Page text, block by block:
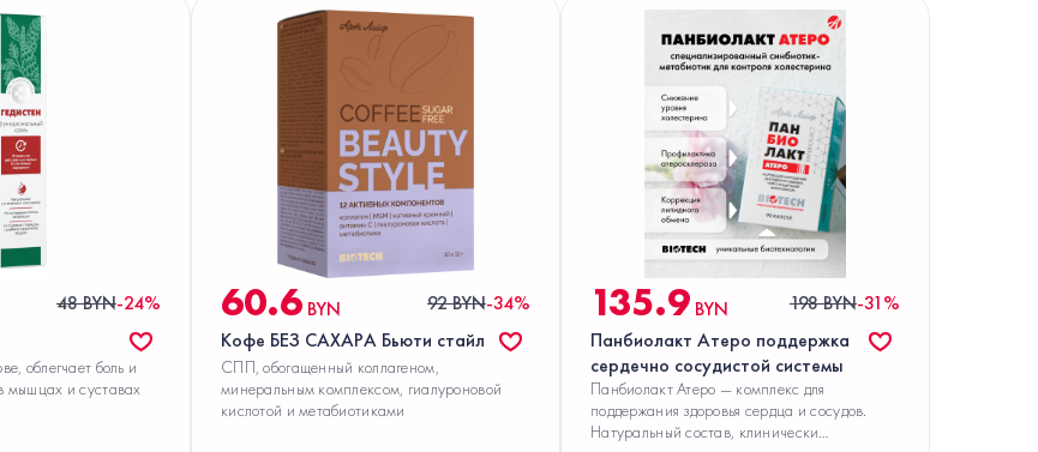
48 BYN-24%
облегчает боль и
мышцах и суставах
60.6 BYN 92 BYN-34%
Кофе БЕЗ САХАРА Бьюти стайл
СПП, обогащенный коллагеном,
минеральным комплексом, гиалуроновой
кислотой и метабиотиками
135.9 BYN 198 BYN-31%
Панбиолакт Атеро поддержка
сердечно сосудистой системы
Панбиолакт Атеро — комплекс для
поддержания здоровья сердца и сосудов.
Натуральный состав, клинически